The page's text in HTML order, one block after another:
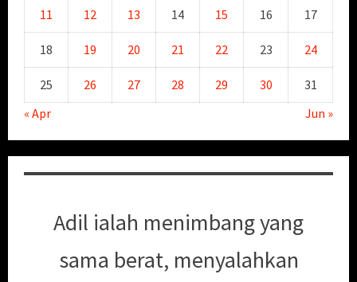
11 12 13 14 15 16 17
18 19 20 21 22 23 24
25 26 27 28 29 30
31
« Apr
Jun »
Adil ialah menimbang yang
sama berat, menyalahkan